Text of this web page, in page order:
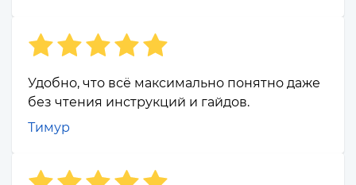
Удобно, что всё максимально понятно даже
без чтения инструкций и гайдов.
Тимур